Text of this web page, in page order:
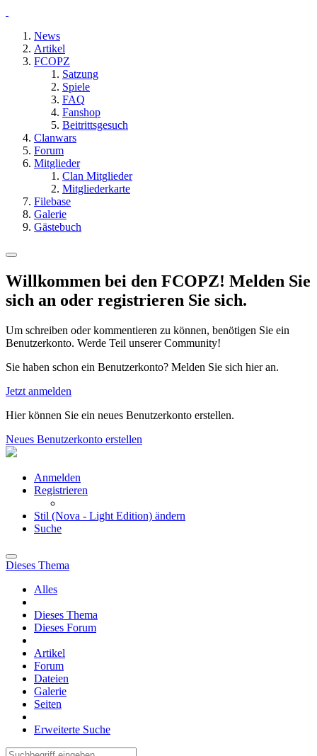
News
Artikel
FCOPZ
Satzung
Spiele
FAQ
Fanshop
Beitrittsgesuch
Clanwars
Forum
Mitglieder
Clan Mitglieder
Mitgliederkarte
Filebase
Galerie
Gästebuch
Willkommen bei den FCOPZ! Melden Sie
sich an oder registrieren Sie sich.
Um schreiben oder kommentieren zu können, benötigen Sie ein
Benutzerkonto. Werde Teil unserer Community!
Sie haben schon ein Benutzerkonto? Melden Sie sich hier an.
Jetzt anmelden
Hier können Sie ein neues Benutzerkonto erstellen.
Neues Benutzerkonto erstellen
Anmelden
Registrieren
Stil (Nova - Light Edition) ändern
Suche
Dieses Thema
Alles
Dieses Thema
Dieses Forum
Artikel
Forum
Dateien
Galerie
Seiten
Erweiterte Suche